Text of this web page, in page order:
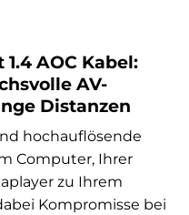
AOC Kabel:
AV-
Distanzen
hochauflösende
Computer, Ihrer
zu Ihrem
Kompromisse bei